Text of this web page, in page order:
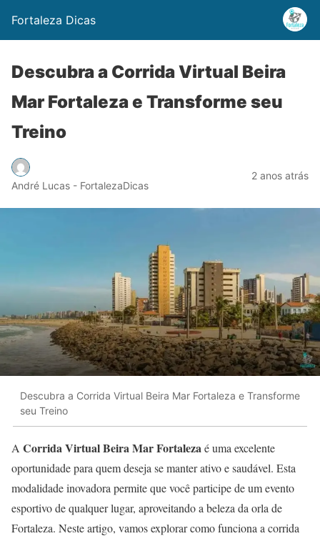
Fortaleza Dicas
Descubra a Corrida Virtual Beira
Mar Fortaleza e Transforme seu
Treino
André Lucas - FortalezaDicas
2 anos atrás
Descubra a Corrida Virtual Beira Mar Fortaleza e Transforme
seu Treino
A Corrida Virtual Beira Mar Fortalezaé uma excelente
oportunidade para quem deseja se manter ativo e saudável. Esta
modalidade inovadora permite que você participe de um evento
esportivo de qualquer lugar, aproveitando a beleza da orla de
Fortaleza. Neste artigo, vamos explorar como funciona a corrida